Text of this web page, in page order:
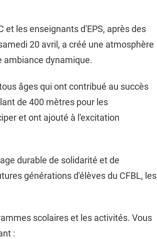
les enseignants d'EPS, après des
20 avril, a créé une atmosphère
ambiance dynamique.
âges qui ont contribué au succès
de 400 mètres pour les
et ont ajouté à l'excitation
durable de solidarité et de
générations d'élèves du CFBL, les
scolaires et les activités. Vous
: